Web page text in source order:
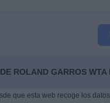
ROLAND GARROS
que esta web recoge los